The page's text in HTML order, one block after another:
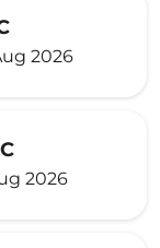
2026
2026